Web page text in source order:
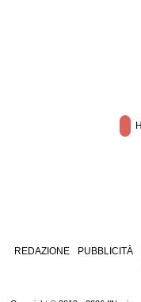
REDAZIONE PUBBLICITÀ